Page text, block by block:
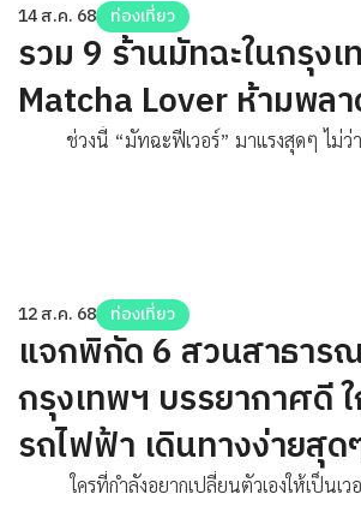
14 ส.ค. 68 ท่องเที่ยว
รวม 9 ร้านมัทฉะในกรุง
Matcha Lover ห้ามพล
ช่วงนี้ “มัทฉะฟีเวอร์” มาแรงสุดๆ ไม่ว่
12 ส.ค. 68 ท่องเที่ยว
แจกพิกัด 6 สวนสาธาร
กรุงเทพฯ บรรยากาศดี
รถไฟฟ้า เดินทางง่ายสุด
ใครที่กำลังอยากเปลี่ยนตัวเองให้เป็นเว